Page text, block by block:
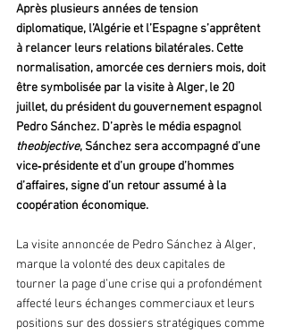
Après plusieurs années de tension
diplomatique, l’Algérie et l’Espagne s’apprêtent
à relancer leurs relations bilatérales. Cette
normalisation, amorcée ces derniers mois, doit
être symbolisée par la visite à Alger, le 20
juillet, du président du gouvernement espagnol
Pedro Sánchez. D’après le média espagnol
theobjective, Sánchez sera accompagné d’une
vice‑présidente et d’un groupe d’hommes
d’affaires, signe d’un retour assumé à la
coopération économique.
La visite annoncée de Pedro Sánchez à Alger,
marque la volonté des deux capitales de
tourner la page d’une crise qui a profondément
affecté leurs échanges commerciaux et leurs
positions sur des dossiers stratégiques comme